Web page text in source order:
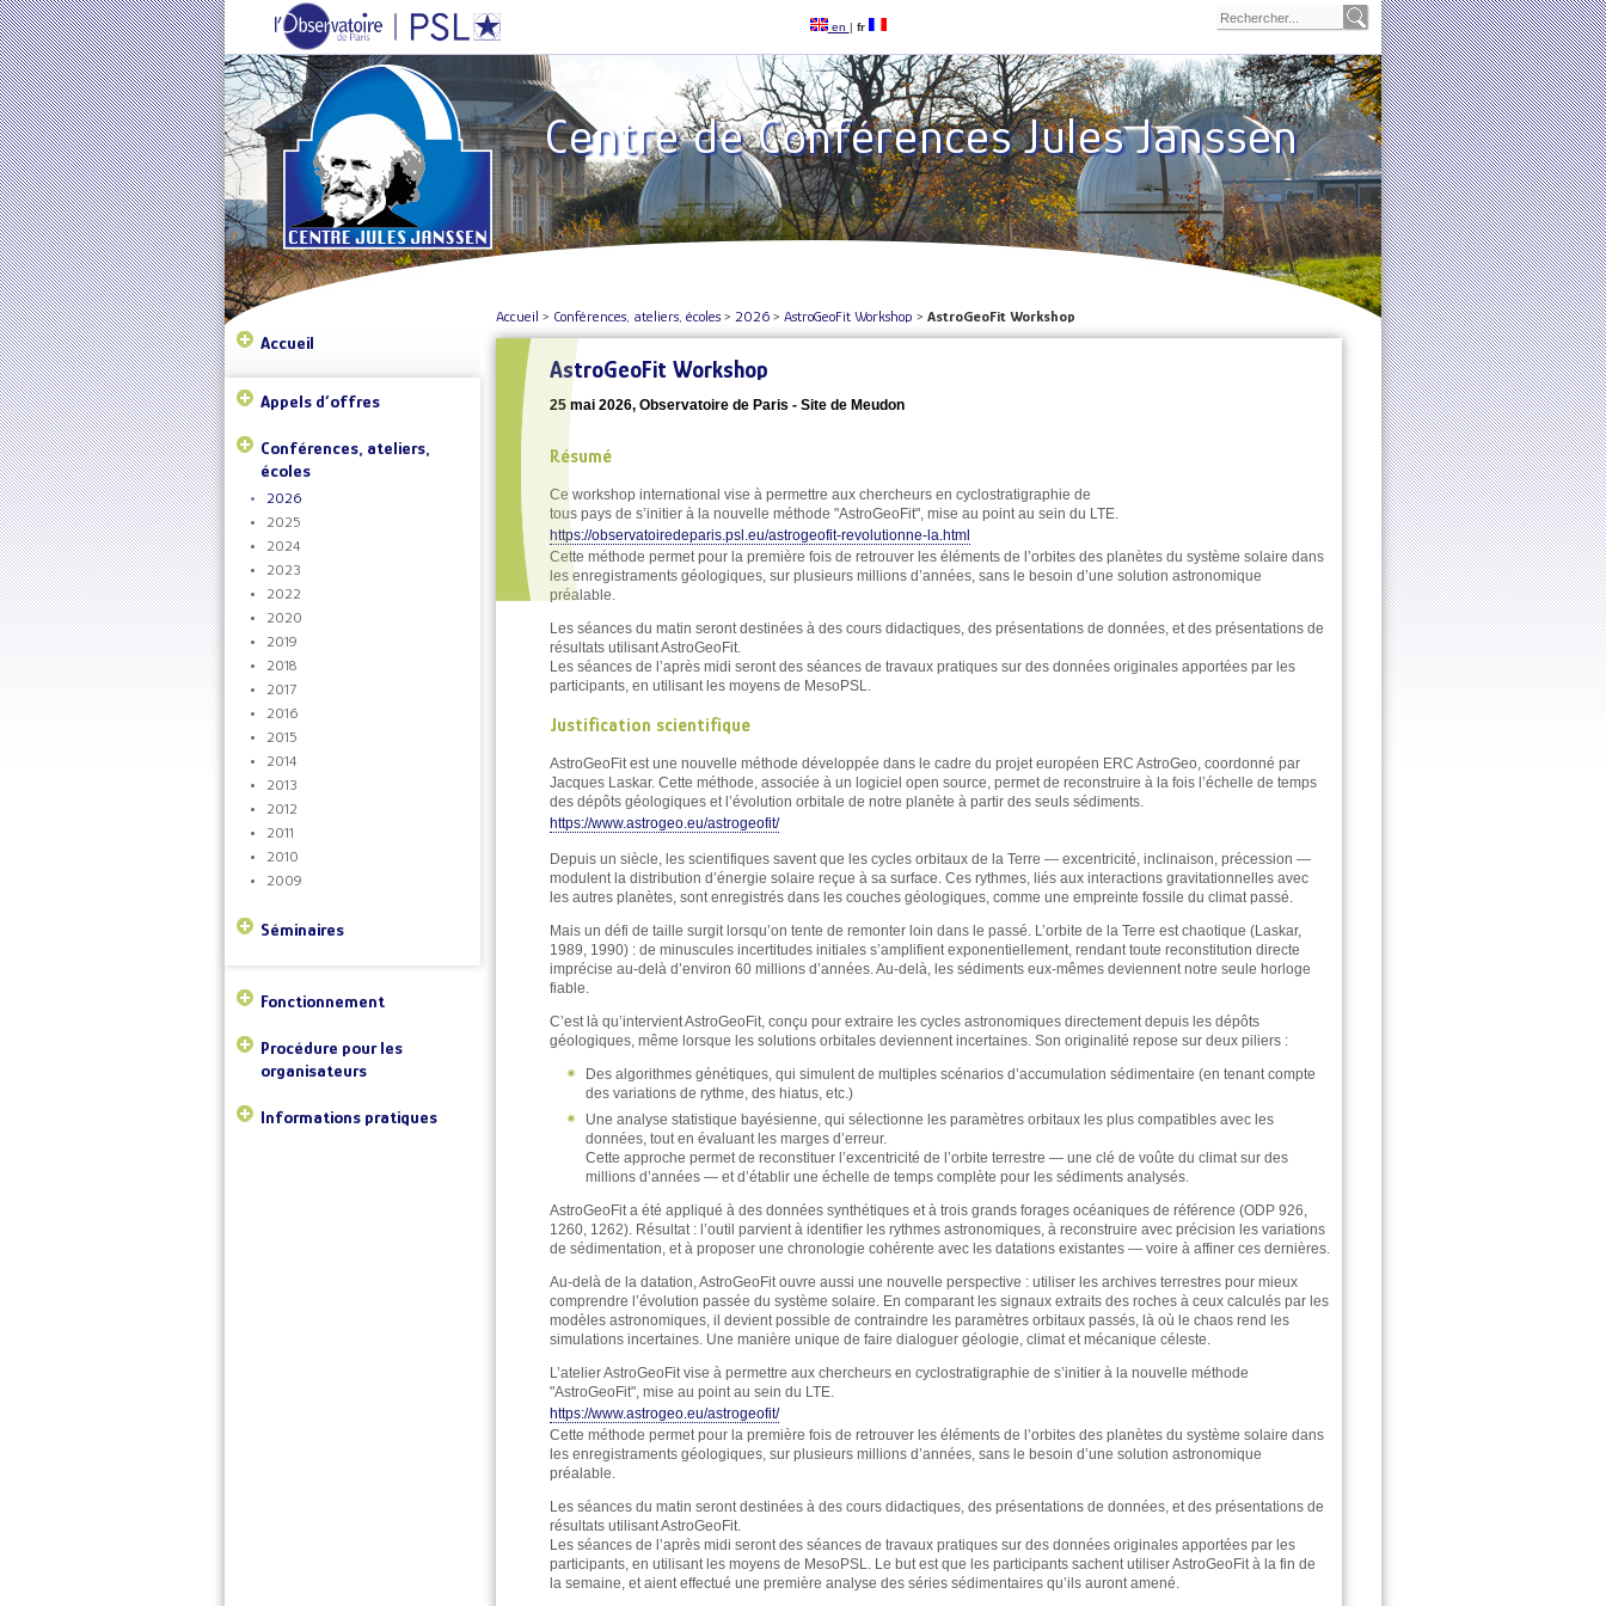
en | fr
Centre de Conférences Jules Janssen
Accueil
Appels d’offres
Conférences, ateliers,
écoles
2026
2025
2024
2023
2022
2020
2019
2018
2017
2016
2015
2014
2013
2012
2011
2010
2009
Séminaires
Fonctionnement
Procédure pour les
organisateurs
Informations pratiques
Accueil > Conférences, ateliers, écoles > 2026 > AstroGeoFit Workshop > AstroGeoFit Workshop
AstroGeoFit Workshop
25 mai 2026, Observatoire de Paris - Site de Meudon
Résumé
Ce workshop international vise à permettre aux chercheurs en cyclostratigraphie de
tous pays de s’initier à la nouvelle méthode "AstroGeoFit", mise au point au sein du LTE.
https://observatoiredeparis.psl.eu/astrogeofit-revolutionne-la.html
Cette méthode permet pour la première fois de retrouver les éléments de l’orbites des planètes du système solaire dans
les enregistraments géologiques, sur plusieurs millions d’années, sans le besoin d’une solution astronomique
préalable.
Les séances du matin seront destinées à des cours didactiques, des présentations de données, et des présentations de
résultats utilisant AstroGeoFit.
Les séances de l’après midi seront des séances de travaux pratiques sur des données originales apportées par les
participants, en utilisant les moyens de MesoPSL.
Justification scientifique
AstroGeoFit est une nouvelle méthode développée dans le cadre du projet européen ERC AstroGeo, coordonné par
Jacques Laskar. Cette méthode, associée à un logiciel open source, permet de reconstruire à la fois l’échelle de temps
des dépôts géologiques et l’évolution orbitale de notre planète à partir des seuls sédiments.
https://www.astrogeo.eu/astrogeofit/
Depuis un siècle, les scientifiques savent que les cycles orbitaux de la Terre — excentricité, inclinaison, précession —
modulent la distribution d’énergie solaire reçue à sa surface. Ces rythmes, liés aux interactions gravitationnelles avec
les autres planètes, sont enregistrés dans les couches géologiques, comme une empreinte fossile du climat passé.
Mais un défi de taille surgit lorsqu’on tente de remonter loin dans le passé. L’orbite de la Terre est chaotique (Laskar,
1989, 1990) : de minuscules incertitudes initiales s’amplifient exponentiellement, rendant toute reconstitution directe
imprécise au-delà d’environ 60 millions d’années. Au-delà, les sédiments eux-mêmes deviennent notre seule horloge
fiable.
C’est là qu’intervient AstroGeoFit, conçu pour extraire les cycles astronomiques directement depuis les dépôts
géologiques, même lorsque les solutions orbitales deviennent incertaines. Son originalité repose sur deux piliers :
Des algorithmes génétiques, qui simulent de multiples scénarios d’accumulation sédimentaire (en tenant compte
des variations de rythme, des hiatus, etc.)
Une analyse statistique bayésienne, qui sélectionne les paramètres orbitaux les plus compatibles avec les
données, tout en évaluant les marges d’erreur.
Cette approche permet de reconstituer l’excentricité de l’orbite terrestre — une clé de voûte du climat sur des
millions d’années — et d’établir une échelle de temps complète pour les sédiments analysés.
AstroGeoFit a été appliqué à des données synthétiques et à trois grands forages océaniques de référence (ODP 926,
1260, 1262). Résultat : l’outil parvient à identifier les rythmes astronomiques, à reconstruire avec précision les variations
de sédimentation, et à proposer une chronologie cohérente avec les datations existantes — voire à affiner ces dernières.
Au-delà de la datation, AstroGeoFit ouvre aussi une nouvelle perspective : utiliser les archives terrestres pour mieux
comprendre l’évolution passée du système solaire. En comparant les signaux extraits des roches à ceux calculés par les
modèles astronomiques, il devient possible de contraindre les paramètres orbitaux passés, là où le chaos rend les
simulations incertaines. Une manière unique de faire dialoguer géologie, climat et mécanique céleste.
L’atelier AstroGeoFit vise à permettre aux chercheurs en cyclostratigraphie de s’initier à la nouvelle méthode
"AstroGeoFit", mise au point au sein du LTE.
https://www.astrogeo.eu/astrogeofit/
Cette méthode permet pour la première fois de retrouver les éléments de l’orbites des planètes du système solaire dans
les enregistraments géologiques, sur plusieurs millions d’années, sans le besoin d’une solution astronomique
préalable.
Les séances du matin seront destinées à des cours didactiques, des présentations de données, et des présentations de
résultats utilisant AstroGeoFit.
Les séances de l’après midi seront des séances de travaux pratiques sur des données originales apportées par les
participants, en utilisant les moyens de MesoPSL. Le but est que les participants sachent utiliser AstroGeoFit à la fin de
la semaine, et aient effectué une première analyse des séries sédimentaires qu’ils auront amené.